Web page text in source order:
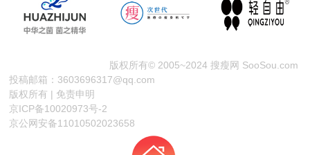
版权所有© 2005~2024 搜瘦网 SooSou.com
投稿邮箱：3603696317@qq.com
版权所有 | 免责申明
京ICP备10020973号-2
京公网安备11010502023658